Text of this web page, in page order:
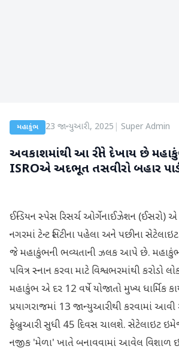
મહાકુંભ 23 જાન્યુઆરી, 2025 Super Admin
અવકાશમાંથી આ રીતે દેખાય છે
ISROએ અદભૂત તસવીરો બહાર
ઈન્ડિયન સ્પેસ રિસર્ચ ઓર્ગેનાઈઝેશન (ઈસરો)
નગરમાં ટેન્ટ સિટીના પહેલા અને પછીના સેટેલાઇટ
જે મહાકુંભની ભવ્યતાની ઝલક આપે છે. મહાકુંભ
પવિત્ર સ્નાન કરવા માટે વિશ્વભરમાંથી કરોડો
મહાકુંભ એ દર 12 વર્ષે યોજાતો મુખ્ય ધાર્મિક
પ્રયાગરાજમાં 13 જાન્યુઆરીથી કરવામાં
ફેબ્રુઆરી સુધી 45 દિવસ ચાલશે. સેટેલાઇટ
નજીક 'મેળા' ખાતે બનાવવામાં આવેલ વિશાળ